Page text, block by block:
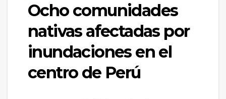
Ocho comunidades
nativas afectadas por
inundaciones en el
centro de Perú